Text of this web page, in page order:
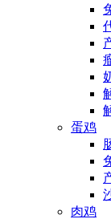
蛋鸡
肉鸡